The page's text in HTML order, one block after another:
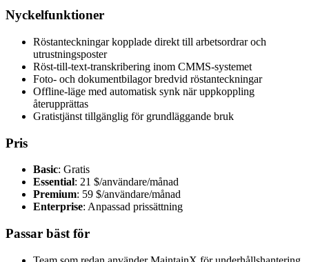
Nyckelfunktioner
Röstanteckningar kopplade direkt till arbetsordrar och
utrustningsposter
Röst-till-text-transkribering inom CMMS-systemet
Foto- och dokumentbilagor bredvid röstanteckningar
Offline-läge med automatisk synk när uppkoppling
återupprättas
Gratistjänst tillgänglig för grundläggande bruk
Pris
Basic: Gratis
Essential: 21 $/användare/månad
Premium: 59 $/användare/månad
Enterprise: Anpassad prissättning
Passar bäst för